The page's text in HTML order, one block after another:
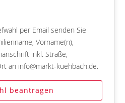
per Email senden Sie
Vorname(n),
inkl. Straße,
an info@markt-kuehbach.de.
beantragen